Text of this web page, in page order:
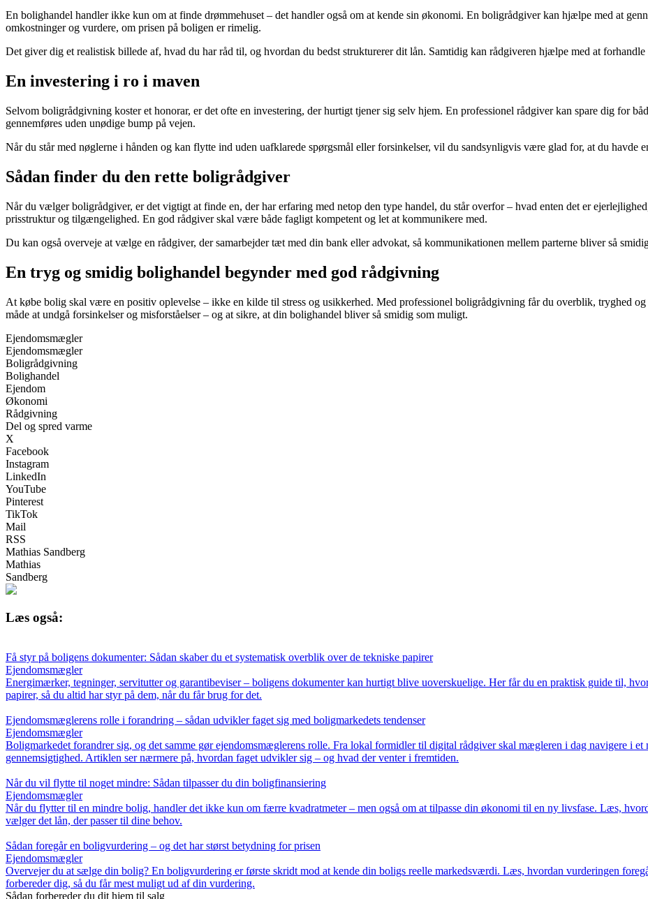
En bolighandel handler ikke kun om at finde drømmehuset – det handler også om at kende sin økonomi. En boligrådgiver kan hjælpe med at
omkostninger og vurdere, om prisen på boligen er rimelig.
Det giver dig et realistisk billede af, hvad du har råd til, og hvordan du bedst strukturerer dit lån. Samtidig kan rådgiveren hjælpe med at
En investering i ro i maven
Selvom boligrådgivning koster et honorar, er det ofte en investering, der hurtigt tjener sig selv hjem. En professionel rådgiver kan spare dig for
gennemføres uden unødige bump på vejen.
Når du står med nøglerne i hånden og kan flytte ind uden uafklarede spørgsmål eller forsinkelser, vil du sandsynligvis være glad for, at du havde
Sådan finder du den rette boligrådgiver
Når du vælger boligrådgiver, er det vigtigt at finde en, der har erfaring med netop den type handel, du står overfor – hvad enten det er
prisstruktur og tilgængelighed. En god rådgiver skal være både fagligt kompetent og let at kommunikere med.
Du kan også overveje at vælge en rådgiver, der samarbejder tæt med din bank eller advokat, så kommunikationen mellem parterne bliver så
En tryg og smidig bolighandel begynder med god rådgivning
At købe bolig skal være en positiv oplevelse – ikke en kilde til stress og usikkerhed. Med professionel boligrådgivning får du overblik, tryghed og
måde at undgå forsinkelser og misforståelser – og at sikre, at din bolighandel bliver så smidig som muligt.
Ejendomsmægler
Ejendomsmægler
Boligrådgivning
Bolighandel
Ejendom
Økonomi
Rådgivning
Del og spred varme
X
Facebook
Instagram
LinkedIn
YouTube
Pinterest
TikTok
Mail
RSS
Mathias Sandberg
Mathias
Sandberg
Læs også:
Få styr på boligens dokumenter: Sådan skaber du et systematisk overblik over de tekniske papirer
Ejendomsmægler
Energimærker, tegninger, servitutter og garantibeviser – boligens dokumenter kan hurtigt blive uoverskuelige. Her får du en praktisk guide til,
papirer, så du altid har styr på dem, når du får brug for det.
Ejendomsmæglerens rolle i forandring – sådan udvikler faget sig med boligmarkedets tendenser
Ejendomsmægler
Boligmarkedet forandrer sig, og det samme gør ejendomsmæglerens rolle. Fra lokal formidler til digital rådgiver skal mægleren i dag navigere i
gennemsigtighed. Artiklen ser nærmere på, hvordan faget udvikler sig – og hvad der venter i fremtiden.
Når du vil flytte til noget mindre: Sådan tilpasser du din boligfinansiering
Ejendomsmægler
Når du flytter til en mindre bolig, handler det ikke kun om færre kvadratmeter – men også om at tilpasse din økonomi til en ny livsfase. Læs,
vælger det lån, der passer til dine behov.
Sådan foregår en boligvurdering – og det har størst betydning for prisen
Ejendomsmægler
Overvejer du at sælge din bolig? En boligvurdering er første skridt mod at kende din boligs reelle markedsværdi. Læs, hvordan vurderingen
forbereder dig, så du får mest muligt ud af din vurdering.
Sådan forbereder du dit hjem til salg